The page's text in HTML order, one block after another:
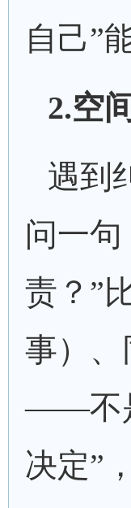
自己”
2.空
遇到
问一句
责？”
事）、
——不
决定”